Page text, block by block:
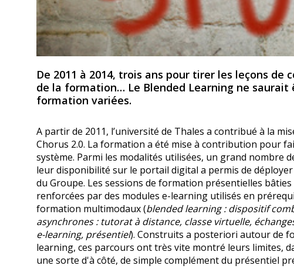
De 2011 à 2014, trois ans pour tirer les leçons
de la formation… Le Blended Learning ne
formation variées.
A partir de 2011, l’université de Thales a contribué à la
Chorus 2.0. La formation a été mise à contribution pour
système. Parmi les modalités utilisées, un grand nombre
leur disponibilité sur le portail digital a permis de
du Groupe. Les sessions de formation présentielles
renforcées par des modules e-learning utilisés en
formation multimodaux (blended learning : dispositif
asynchrones : tutorat à distance, classe virtuelle,
e-learning, présentiel). Construits a posteriori autour de
learning, ces parcours ont très vite montré leurs limites,
une sorte d'à côté, de simple complément du présentiel